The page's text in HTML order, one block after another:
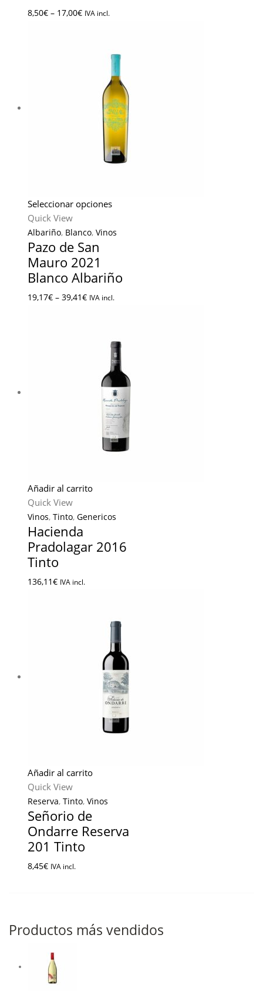
8,50€– 17,00€ IVA incl.
Seleccionar opciones
Quick View
Albariño, Blanco, Vinos
Pazo de San
Mauro 2021
Blanco Albariño
19,17€– 39,41€ IVA incl.
Añadir al carrito
Quick View
Vinos, Tinto, Genericos
Hacienda
Pradolagar 2016
Tinto
136,11€ IVA incl.
Añadir al carrito
Quick View
Reserva, Tinto, Vinos
Señorio de
Ondarre Reserva
201 Tinto
8,45€ IVA incl.
Productos más vendidos